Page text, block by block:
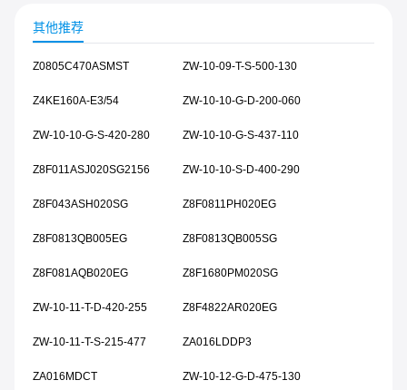
其他推荐
Z0805C470ASMST ZW-10-09-T-S-500-130
Z4KE160A-E3/54 ZW-10-10-G-D-200-060
ZW-10-10-G-S-420-280 ZW-10-10-G-S-437-110
Z8F011ASJ020SG2156 ZW-10-10-S-D-400-290
Z8F043ASH020SG Z8F0811PH020EG
Z8F0813QB005EG Z8F0813QB005SG
Z8F081AQB020EG Z8F1680PM020SG
ZW-10-11-T-D-420-255 Z8F4822AR020EG
ZW-10-11-T-S-215-477 ZA016LDDP3
ZA016MDCT ZW-10-12-G-D-475-130